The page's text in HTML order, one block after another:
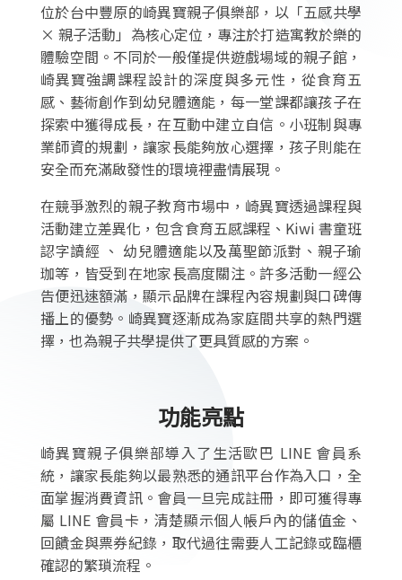
位於台中豐原的崎異寶親子俱樂部，以「五感共學
× 親子活動」為核心定位，專注於打造寓教於樂的
體驗空間。不同於一般僅提供遊戲場域的親子館，
崎異寶強調課程設計的深度與多元性，從食育五
感、藝術創作到幼兒體適能，每一堂課都讓孩子在
探索中獲得成長，在互動中建立自信。小班制與專
業師資的規劃，讓家長能夠放心選擇，孩子則能在
安全而充滿啟發性的環境裡盡情展現。
在競爭激烈的親子教育市場中，崎異寶透過課程與
活動建立差異化，包含食育五感課程、Kiwi 書童班
認字讀經 、 幼兒體適能以及萬聖節派對、親子瑜
珈等，皆受到在地家長高度關注。許多活動一經公
告便迅速額滿，顯示品牌在課程內容規劃與口碑傳
播上的優勢。崎異寶逐漸成為家庭間共享的熱門選
擇，也為親子共學提供了更具質感的方案。
功能亮點
崎異寶親子俱樂部導入了生活歐巴 LINE 會員系
統，讓家長能夠以最熟悉的通訊平台作為入口，全
面掌握消費資訊。會員一旦完成註冊，即可獲得專
屬 LINE 會員卡，清楚顯示個人帳戶內的儲值金、
回饋金與票券紀錄，取代過往需要人工記錄或臨櫃
確認的繁瑣流程。